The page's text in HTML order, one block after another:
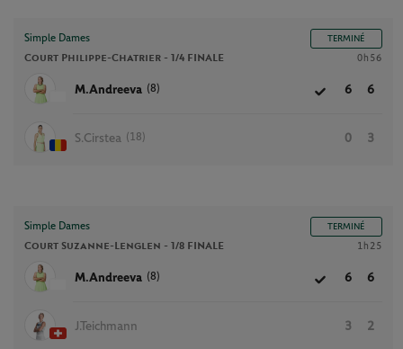
Simple Dames TERMINÉ
Court Philippe-Chatrier - 1/4 FINALE 0h56
M.Andreeva (8) 6 6
S.Cirstea (18) 0 3
Simple Dames TERMINÉ
Court Suzanne-Lenglen - 1/8 FINALE 1h25
M.Andreeva (8) 6 6
J.Teichmann 3 2